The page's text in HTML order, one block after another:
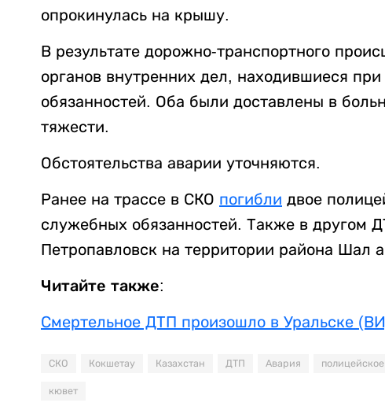
опрокинулась на крышу.
В результате дорожно-транспортного
органов внутренних дел, находившиеся
обязанностей. Оба были доставлены в
тяжести.
Обстоятельства аварии уточняются.
Ранее на трассе в СКО погибли двое
служебных обязанностей. Также в другом
Петропавловск на территории района Шал
Читайте также:
Смертельное ДТП произошло в Уральске
СКО Кокшетау Казахстан ДТП Авария
кювет